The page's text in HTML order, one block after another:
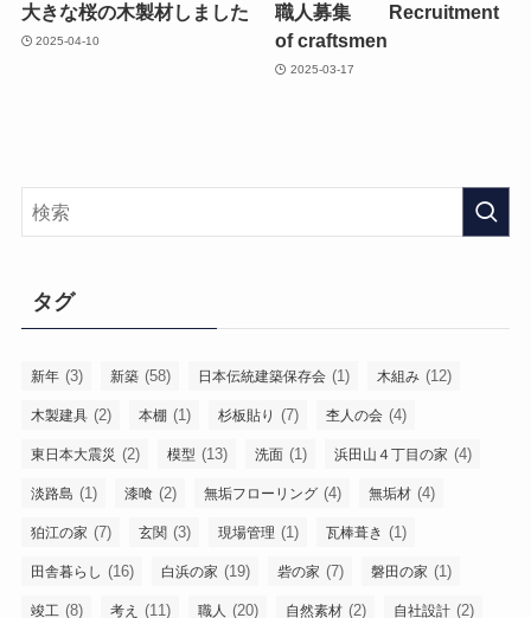
大きな桜の木製材しました
2025-04-10
職人募集 Recruitment
of craftsmen
2025-03-17
タグ
新年 (3) 新築 (58) 日本伝統建築保存会 (1) 木組み (12)
木製建具 (2) 本棚 (1) 杉板貼り (7) 杢人の会 (4)
東日本大震災 (2) 模型 (13) 洗面 (1) 浜田山４丁目の家 (4)
淡路島 (1) 漆喰 (2) 無垢フローリング (4) 無垢材 (4)
狛江の家 (7) 玄関 (3) 現場管理 (1) 瓦棒葺き (1)
田舎暮らし (16) 白浜の家 (19) 砦の家 (7) 磐田の家 (1)
竣工 (8) 考え (11) 職人 (20) 自然素材 (2) 自社設計 (2)